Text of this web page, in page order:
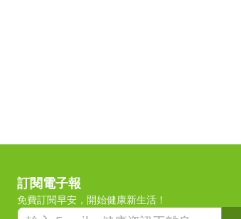
訂閱電子報
免費訂閱早安，開始健康新生活！